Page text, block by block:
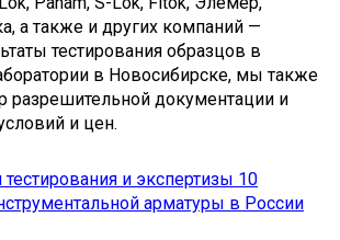
а также и других компаний —
тестирования образцов в
в Новосибирске, мы также
разрешительной документации и
и цен.
тестирования и экспертизы 10
арматуры в России